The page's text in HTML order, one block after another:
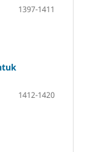
1397-1411
1412-1420